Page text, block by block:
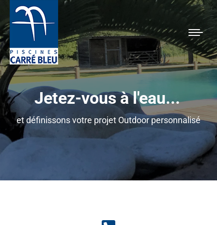
Jetez-vous à l'eau...
et définissons votre projet Outdoor personnalisé